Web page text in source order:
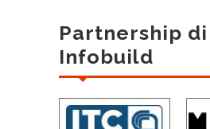
Partnership di
Infobuild